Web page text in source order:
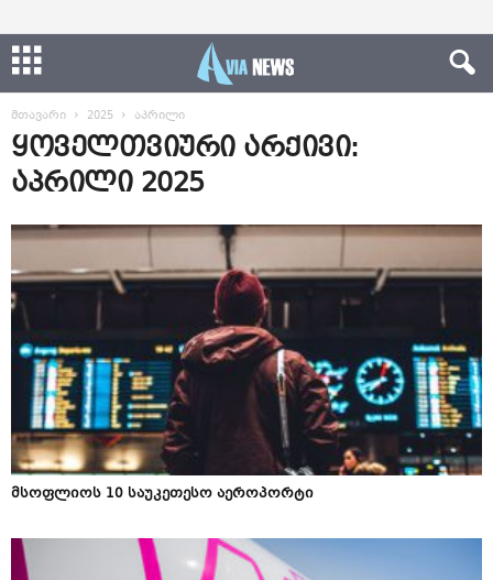
მთავარი 2025 აპრილი
ყოველთვიური არქივი:
აპრილი 2025
მსოფლიოს 10 საუკეთესო აეროპორტი